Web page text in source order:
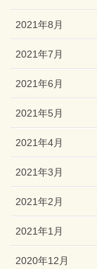
2021年8月
2021年7月
2021年6月
2021年5月
2021年4月
2021年3月
2021年2月
2021年1月
2020年12月